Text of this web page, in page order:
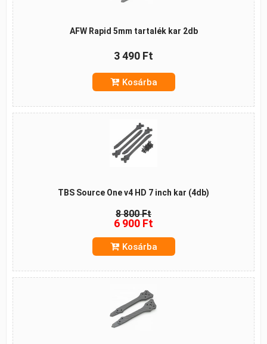
AFW Rapid 5mm tartalék kar 2db
3 490 Ft
Kosárba
TBS Source One v4 HD 7 inch kar (4db)
8 800 Ft
6 900 Ft
Kosárba